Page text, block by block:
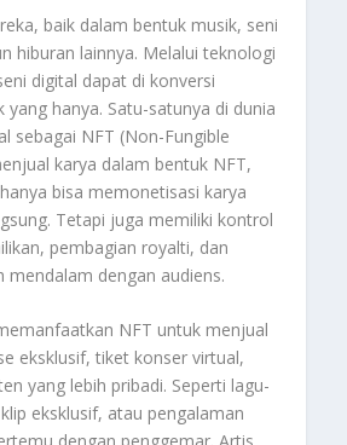
baik dalam bentuk musik, seni
hiburan lainnya. Melalui teknologi
digital dapat di konversi
hanya. Satu-satunya di dunia
sebagai NFT (Non-Fungible
karya dalam bentuk NFT,
bisa memonetisasi karya
Tetapi juga memiliki kontrol
pembagian royalti, dan
mendalam dengan audiens.
NFT untuk menjual
eksklusif, tiket konser virtual,
yang lebih pribadi. Seperti lagu-
eksklusif, atau pengalaman